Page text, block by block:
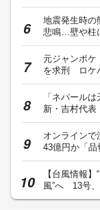
地震発生時
悲鳴…壁や柱
元ジャンポケ
を求刑 ロケ
「ネパール
新・吉村代
オンライン
43億円か「
【台風情報
風”へ 13号